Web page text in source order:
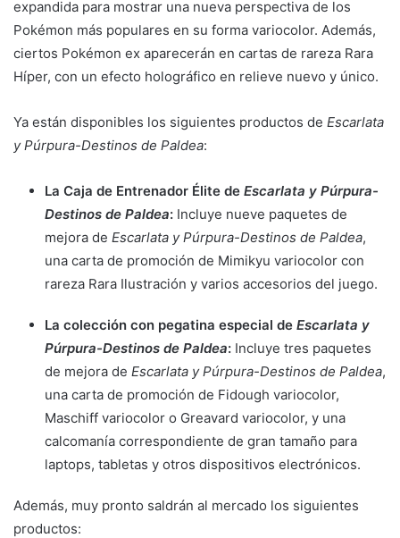
expandida para mostrar una nueva perspectiva de los
Pokémon más populares en su forma variocolor. Además,
ciertos Pokémon ex aparecerán en cartas de rareza Rara
Híper, con un efecto holográfico en relieve nuevo y único.
Ya están disponibles los siguientes productos de Escarlata
y Púrpura-Destinos de Paldea:
La Caja de Entrenador Élite de Escarlata y Púrpura-
Destinos de Paldea: Incluye nueve paquetes de
mejora de Escarlata y Púrpura-Destinos de Paldea,
una carta de promoción de Mimikyu variocolor con
rareza Rara Ilustración y varios accesorios del juego.
La colección con pegatina especial de Escarlata y
Púrpura-Destinos de Paldea: Incluye tres paquetes
de mejora de Escarlata y Púrpura-Destinos de Paldea,
una carta de promoción de Fidough variocolor,
Maschiff variocolor o Greavard variocolor, y una
calcomanía correspondiente de gran tamaño para
laptops, tabletas y otros dispositivos electrónicos.
Además, muy pronto saldrán al mercado los siguientes
productos: